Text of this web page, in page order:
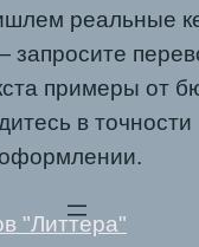
реальные
запросите
примеры от
в точности